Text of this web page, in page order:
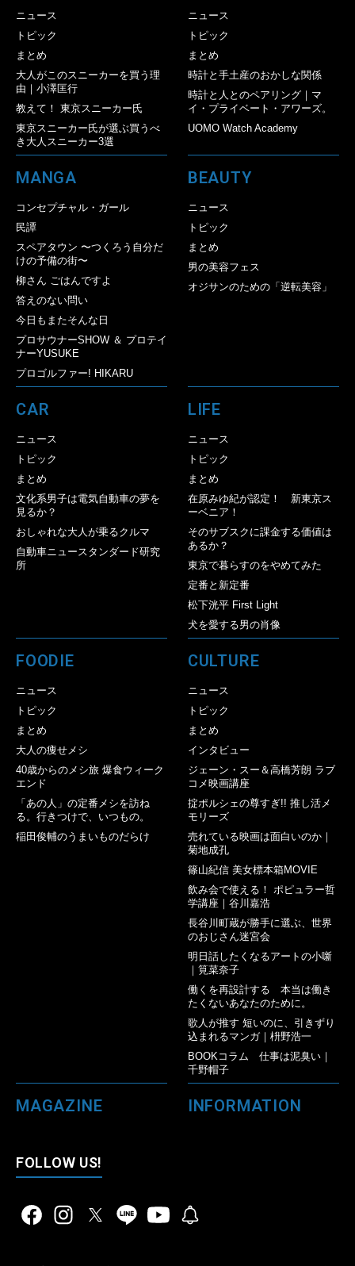
ニュース
トピック
まとめ
大人がこのスニーカーを買う理
由｜小澤匡行
教えて！ 東京スニーカー氏
東京スニーカー氏が選ぶ買うべ
き大人スニーカー3選
ニュース
トピック
まとめ
時計と手土産のおかしな関係
時計と人とのペアリング｜マ
イ・プライベート・アワーズ。
UOMO Watch Academy
MANGA
コンセプチャル・ガール
民譚
スペアタウン 〜つくろう自分だ
けの予備の街〜
柳さん ごはんですよ
答えのない問い
今日もまたそんな日
プロサウナーSHOW ＆ プロテイ
ナーYUSUKE
プロゴルファー! HIKARU
BEAUTY
ニュース
トピック
まとめ
男の美容フェス
オジサンのための「逆転美容」
CAR
ニュース
トピック
まとめ
文化系男子は電気自動車の夢を
見るか？
おしゃれな大人が乗るクルマ
自動車ニュースタンダード研究
所
LIFE
ニュース
トピック
まとめ
在原みゆ紀が認定！ 新東京ス
ーベニア！
そのサブスクに課金する価値は
あるか？
東京で暮らすのをやめてみた
定番と新定番
松下洸平 First Light
犬を愛する男の肖像
FOODIE
ニュース
トピック
まとめ
大人の痩せメシ
40歳からのメシ旅 爆食ウィーク
エンド
「あの人」の定番メシを訪ね
る。行きつけで、いつもの。
稲田俊輔のうまいものだらけ
CULTURE
ニュース
トピック
まとめ
インタビュー
ジェーン・スー＆高橋芳朗 ラブ
コメ映画講座
掟ポルシェの尊すぎ!! 推し活メ
モリーズ
売れている映画は面白いのか｜
菊地成孔
篠山紀信 美女標本箱MOVIE
飲み会で使える！ ポピュラー哲
学講座｜谷川嘉浩
長谷川町蔵が勝手に選ぶ、世界
のおじさん迷宮会
明日話したくなるアートの小噺
｜筧菜奈子
働くを再設計する 本当は働き
たくないあなたのために。
歌人が推す 短いのに、引きずり
込まれるマンガ｜枡野浩一
BOOKコラム 仕事は泥臭い｜
千野帽子
MAGAZINE INFORMATION
FOLLOW US!